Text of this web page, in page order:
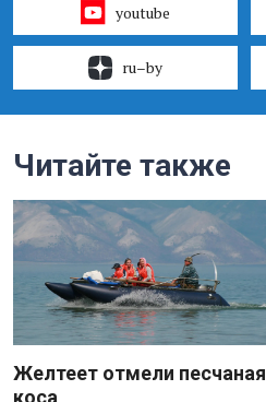
youtube
ru–by
Читайте также
Желтеет отмели песчаная
коса